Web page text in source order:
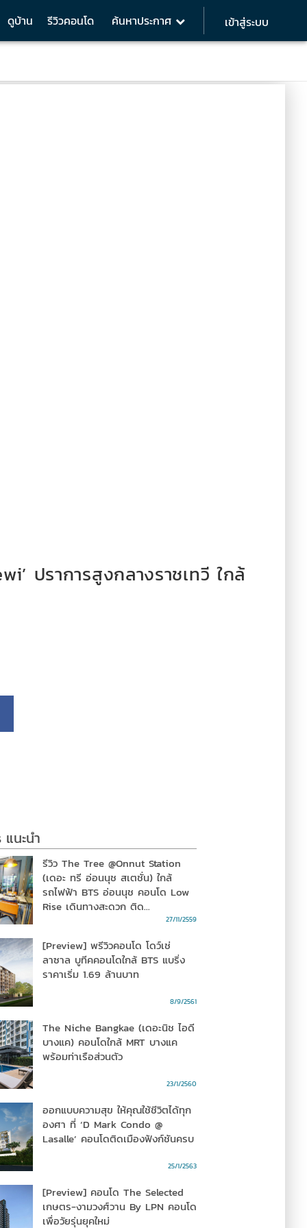
ดูบ้าน รีวิวคอนโด ค้นหาประกาศ เข้าสู่ระบบ
ปราการสูงกลางราชเทวี ใกล้
นะนำ
รีวิว The Tree @Onnut Station
(เดอะ ทรี อ่อนนุช สเตชั่น) ใกล้
รถไฟฟ้า BTS อ่อนนุช คอนโด Low
Rise เดินทางสะดวก ติด
Community MAll จาก พฤกษา27/11/2559
[Preview] พรีวิวคอนโด โดว์เช่
ลาซาล บูทีคคอนโดใกล้ BTS แบริ่ง
ราคาเริ่ม 1.69 ล้านบาท
8/9/2561
The Niche Bangkae (เดอะนิช ไอดี
บางแค) คอนโดใกล้ MRT บางแค
พร้อมท่าเรือส่วนตัว
23/1/2560
ออกแบบความสุข ให้คุณใช้ชีวิตได้ทุก
องศา ที่ ‘D Mark Condo @
Lasalle’ คอนโดติดเมืองฟังก์ชันครบ
25/1/2563
[Preview] คอนโด The Selected
เกษตร-งามวงศ์วาน By LPN คอนโด
เพื่อวัยรุ่นยุคใหม่